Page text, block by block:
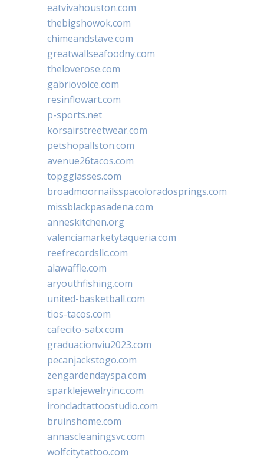
eatvivahouston.com
thebigshowok.com
chimeandstave.com
greatwallseafoodny.com
theloverose.com
gabriovoice.com
resinflowart.com
p-sports.net
korsairstreetwear.com
petshopallston.com
avenue26tacos.com
topgglasses.com
broadmoornailsspacoloradosprings.com
missblackpasadena.com
anneskitchen.org
valenciamarketytaqueria.com
reefrecordsllc.com
alawaffle.com
aryouthfishing.com
united-basketball.com
tios-tacos.com
cafecito-satx.com
graduacionviu2023.com
pecanjackstogo.com
zengardendayspa.com
sparklejewelryinc.com
ironcladtattoostudio.com
bruinshome.com
annascleaningsvc.com
wolfcitytattoo.com